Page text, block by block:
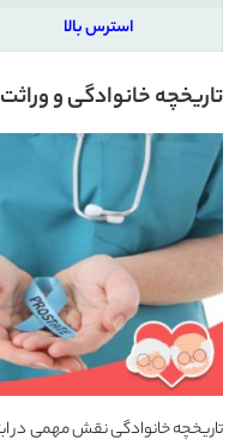
استرس بالا
تاریخچه خانوادگی و وراثت
تاریخچه خانوادگی نقش مهمی در